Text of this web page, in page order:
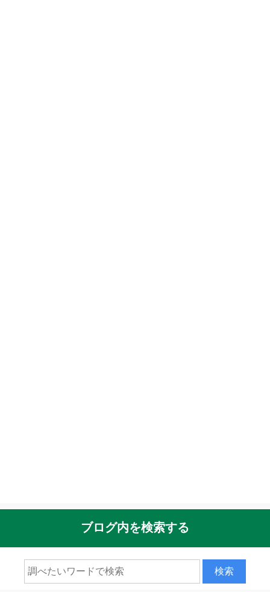
ブログ内を検索する